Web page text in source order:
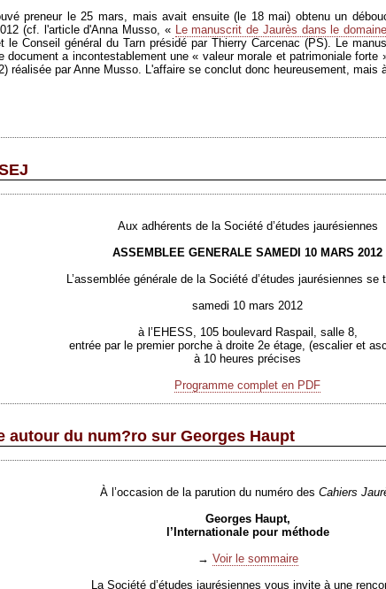
preneur le 25 mars, mais avait ensuite (le 18 mai) obtenu un
(cf. l'article d'Anna Musso, « Le manuscrit de Jaurès dans le
Conseil général du Tarn présidé par Thierry Carcenac (PS). Le
a incontestablement une « valeur morale et patrimoniale
réalisée par Anne Musso. L'affaire se conclut donc heureusement,
Aux adhérents de la Société d’études jaurésiennes
ASSEMBLEE GENERALE SAMEDI 10 MARS 2012
L’assemblée générale de la Société d’études jaurésiennes se
samedi 10 mars 2012
à l’EHESS, 105 boulevard Raspail, salle 8,
entrée par le premier porche à droite 2e étage, (escalier et
à 10 heures précises
Programme complet en PDF
autour du num?ro sur Georges Haupt
À l’occasion de la parution du numéro des Cahiers
Georges Haupt,
l’Internationale pour méthode
→ Voir le sommaire
La Société d’études jaurésiennes vous invite à une